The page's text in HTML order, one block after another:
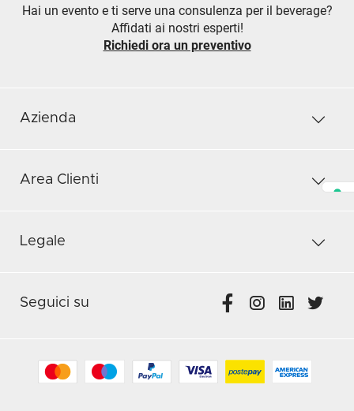
Hai un evento e ti serve una consulenza per il beverage?
Affidati ai nostri esperti!
Richiedi ora un preventivo
Azienda
Area Clienti
Legale
Seguici su